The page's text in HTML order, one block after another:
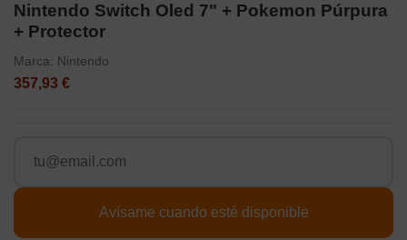
Nintendo Switch Oled 7" + Pokemon Púrpura
+ Protector
Marca: Nintendo
357,93 €